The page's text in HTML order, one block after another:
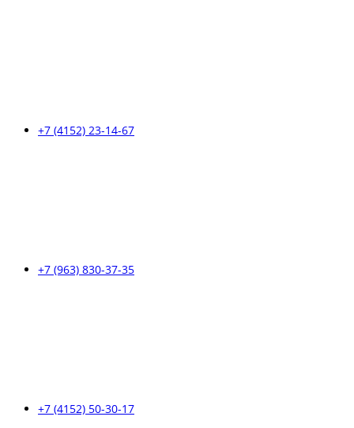
+7 (4152) 23-14-67
+7 (963) 830-37-35
+7 (4152) 50-30-17